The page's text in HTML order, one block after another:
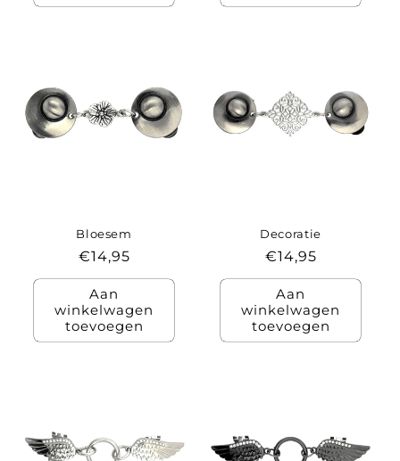
Bloesem
Normale
prijs
€14,95
Aan
winkelwagen
toevoegen
Decoratie
Normale
prijs
€14,95
Aan
winkelwagen
toevoegen